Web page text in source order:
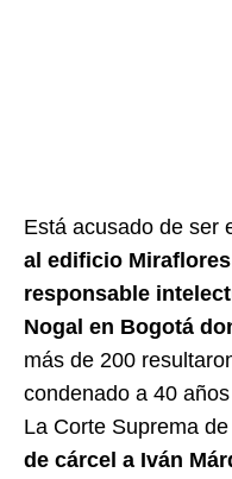
Está acusado de ser
al edificio
responsable
Nogal en Bogotá
más de 200
condenado a 40
La Corte Suprema
de cárcel a Iván